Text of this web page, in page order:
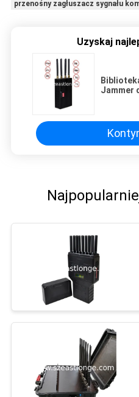
przenośny zagłuszacz sygnału
Uzyskaj
Jammer